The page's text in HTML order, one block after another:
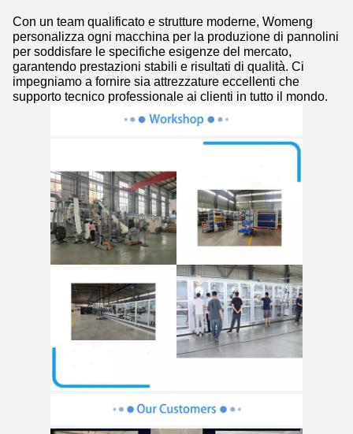
Con un team qualificato e strutture moderne, Womeng
personalizza ogni macchina per la produzione di pannolini
per soddisfare le specifiche esigenze del mercato,
garantendo prestazioni stabili e risultati di qualità. Ci
impegniamo a fornire sia attrezzature eccellenti che
supporto tecnico professionale ai clienti in tutto il mondo.